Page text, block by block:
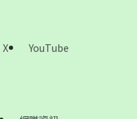
X
YouTube